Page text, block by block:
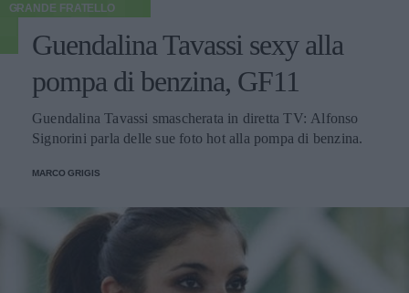
GRANDE FRATELLO
Guendalina Tavassi sexy alla
pompa di benzina, GF11
Guendalina Tavassi smascherata in diretta TV: Alfonso
Signorini parla delle sue foto hot alla pompa di benzina.
MARCO GRIGIS